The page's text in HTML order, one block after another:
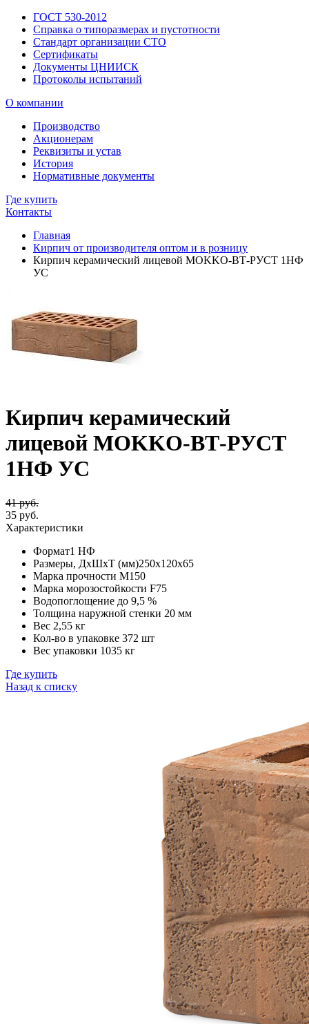
ГОСТ 530-2012
Справка о типоразмерах и пустотности
Стандарт организации СТО
Сертификаты
Документы ЦНИИСК
Протоколы испытаний
О компании
Производство
Акционерам
Реквизиты и устав
История
Нормативные документы
Где купить
Контакты
Главная
Кирпич от производителя оптом и в розницу
Кирпич керамический лицевой MOKKO-ВТ-РУСТ 1НФ
УС
Кирпич керамический
лицевой MOKKO-ВТ-РУСТ
1НФ УС
41 руб.
35 руб.
Характеристики
Формат1 НФ
Размеры, ДхШхТ (мм)250х120х65
Марка прочности М150
Марка морозостойкости F75
Водопоглощение до 9,5 %
Толщина наружной стенки 20 мм
Вес 2,55 кг
Кол-во в упаковке 372 шт
Вес упаковки 1035 кг
Где купить
Назад к списку